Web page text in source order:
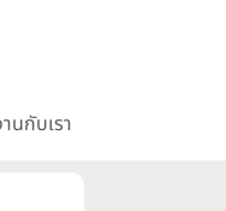
นกับเรา